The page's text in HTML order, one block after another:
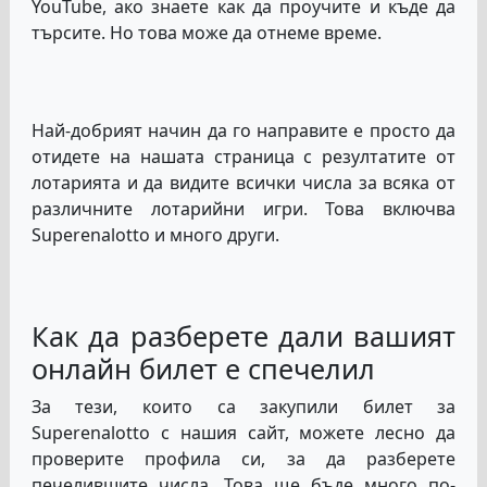
YouTube, ако знаете как да проучите и къде да
търсите. Но това може да отнеме време.
Най-добрият начин да го направите е просто да
отидете на нашата страница с резултатите от
лотарията и да видите всички числа за всяка от
различните лотарийни игри. Това включва
Superenalotto и много други.
Как да разберете дали вашият
онлайн билет е спечелил
За тези, които са закупили билет за
Superenalotto с нашия сайт, можете лесно да
проверите профила си, за да разберете